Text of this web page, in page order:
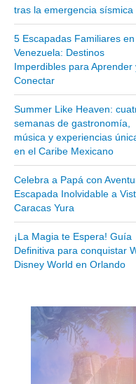
La Gran Sabana
Mérida
Museos y otros sitios de
Museos y otros sitios de
Museos y otros sitios de
Museos y otros sitios de
Museos y otros sitios de
Museos y otros sitios de
Puerto La Cruz
Noticias turísticas
Gastronomía
Servicios
Diseño de Websites
Hosting / Alojamiento para
tras la emergencia sísmica
5 Escapadas Familiares en
Venezuela: Destinos
Imperdibles para Aprender
Conectar
Summer Like Heaven:
semanas de gastronomía,
música y experiencias
en el Caribe Mexicano
Celebra a Papá con
Escapada Inolvidable a
Caracas Yura
¡La Magia te Espera! Guía
Definitiva para conquistar
Disney World en Orlando